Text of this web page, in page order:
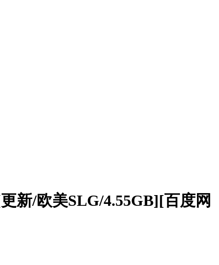
新/欧美SLG/4.55GB][百度网